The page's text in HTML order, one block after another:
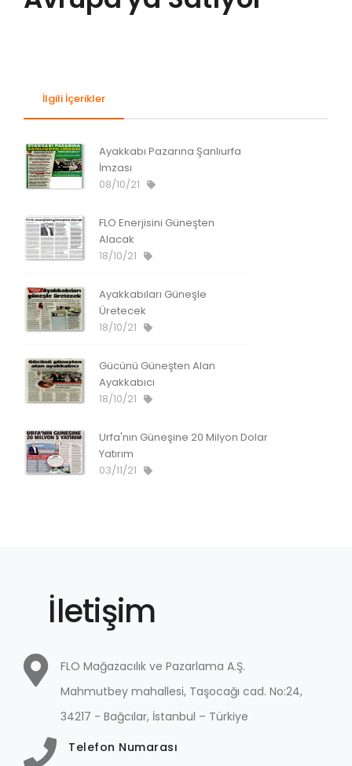
İlgili İçerikler
Ayakkabı Pazarına Şanlıurfa
İmzası
08/10/21
FLO Enerjisini Güneşten
Alacak
18/10/21
Ayakkabıları Güneşle
Üretecek
18/10/21
Gücünü Güneşten Alan
Ayakkabıcı
18/10/21
Urfa'nın Güneşine 20 Milyon Dolar
Yatırım
03/11/21
İletişim
FLO Mağazacılık ve Pazarlama A.Ş.
Mahmutbey mahallesi, Taşocağı cad. No:24,
34217 - Bağcılar, İstanbul – Türkiye
Telefon Numarası